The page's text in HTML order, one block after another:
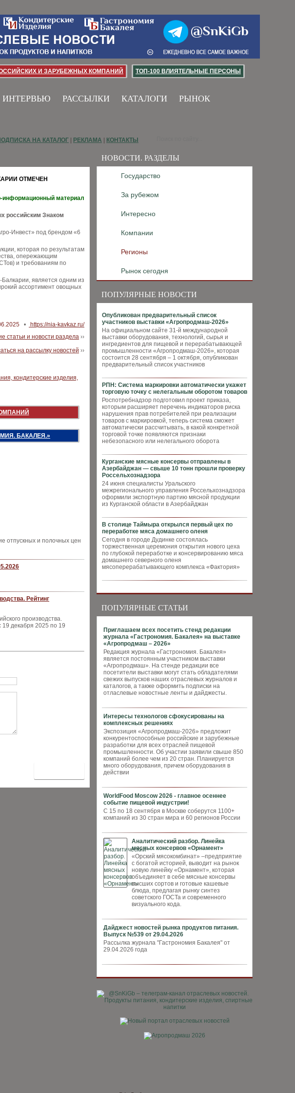
И ЗАРУБЕЖНЫХ КОМПАНИЙ ТОП-100 ВЛИЯТЕЛЬНЫЕ ПЕРСОНЫ
ИНТЕРВЬЮ РАССЫЛКИ КАТАЛОГИ РЫНОК
НОВОСТИ. РАЗДЕЛЫ
Государство
За рубежом
Интересно
Компании
Регионы
Рынок сегодня
ПОПУЛЯРНЫЕ НОВОСТИ
Опубликован предварительный список
участников выставки «Агропродмаш-2026»
На официальном сайте 31-й международной
выставки оборудования, технологий, сырья и
ингредиентов для пищевой и перерабатывающей
промышленности «Агропродмаш-2026», которая
состоится 28 сентября – 1 октября, опубликован
предварительный список участников
РПН: Система маркировки автоматически укажет
торговую точку с нелегальным оборотом товаров
Роспотребнадзор подготовил проект приказа,
которым расширяет перечень индикаторов риска
нарушения прав потребителей при реализации
товаров с маркировкой, теперь система сможет
автоматически рассчитывать, в какой конкретной
торговой точке появляются признаки
небезопасного или нелегального оборота
Курганские мясные консервы отправлены в
Азербайджан — свыше 10 тонн прошли проверку
Россельхознадзора
24 июня специалисты Уральского
межрегионального управления Россельхознадзора
оформили экспортную партию мясной продукции
из Курганской области в Азербайджан
В столице Таймыра открылся первый цех по
переработке мяса домашнего оленя
Сегодня в городе Дудинке состоялась
торжественная церемония открытия нового цеха
по глубокой переработке и консервированию мяса
домашнего северного оленя
мясоперерабатывающего комплекса «Фактория»
ПОПУЛЯРНЫЕ СТАТЬИ
Приглашаем всех посетить стенд редакции
журнала «Гастрономия. Бакалея» на выставке
«Агропродмаш – 2026»
Редакция журнала «Гастрономия. Бакалея»
является постоянным участником выставки
«Агропродмаш». На стенде редакции все
посетители выставки могут стать обладателями
свежих выпусков наших отраслевых журналов и
каталогов, а также оформить подписки на
отласлевые новостные ленты и дайджесты.
Интересы технологов сфокусированы на
комплексных решениях
Экспозиция «Агропродмаш-2026» предложит
конкурентоспособные российские и зарубежные
разработки для всех отраслей пищевой
промышленности. Об участии заявили свыше 850
компаний более чем из 20 стран. Планируется
много оборудования, причем оборудования в
действии
WorldFood Moscow 2026 - главное осеннее
событие пищевой индустрии!
С 15 по 18 сентября в Москве соберутся 1100+
компаний из 30 стран мира и 60 регионов России
Аналитический разбор. Линейка
мясных консервов «Орнамент»
«Орский мясокомбинат» –предприятие
с богатой историей, выводит на рынок
новую линейку «Орнамент», которая
объединяет в себе мясные консервы
высших сортов и готовые кашевые
блюда, предлагая рынку синтез
советского ГОСТа и современного
визуального кода.
Дайджест новостей рынка продуктов питания.
Выпуск №539 от 29.04.2026
Рассылка журнала "Гастрономия Бакалея" от
29.04.2026 года
НА КАТАЛОГ РЕКЛАМА КОНТАКТЫ
ОТМЕЧЕН
информационный материал
российским Знаком
Инвест» под брендом «6
которая по результатам
опережающим
и требованиям по
является одним из
ассортимент овощных
•
https://nia-kavkaz.ru/
статьи и новости раздела ››
на рассылку новостей ››
БАКАЛЕЯ.»
отпускных и полочных цен
Рейтинг
производства.
декабря 2025 по 19